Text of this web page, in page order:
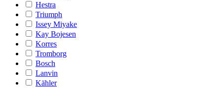
Hestra
Triumph
Issey Miyake
Kay Bojesen
Korres
Tromborg
Bosch
Lanvin
Kähler